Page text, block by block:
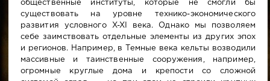
общественные институты, которые не смогли бы
существовать на уровне технико-экономического
развития условного X-XI века. Однако мы позволяем
себе заимствовать отдельные элементы из других эпох
и регионов. Например, в Темные века кельты возводили
массивные и таинственные сооружения, например,
огромные круглые дома и крепости со сложной